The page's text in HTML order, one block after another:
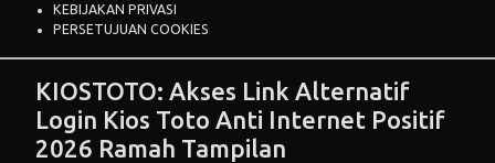
KEBIJAKAN PRIVASI
PERSETUJUAN COOKIES
KIOSTOTO: Akses Link Alternatif
Login Kios Toto Anti Internet Positif
2026 Ramah Tampilan